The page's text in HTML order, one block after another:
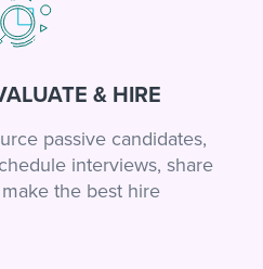
& HIRE
passive candidates,
interviews, share
the best hire